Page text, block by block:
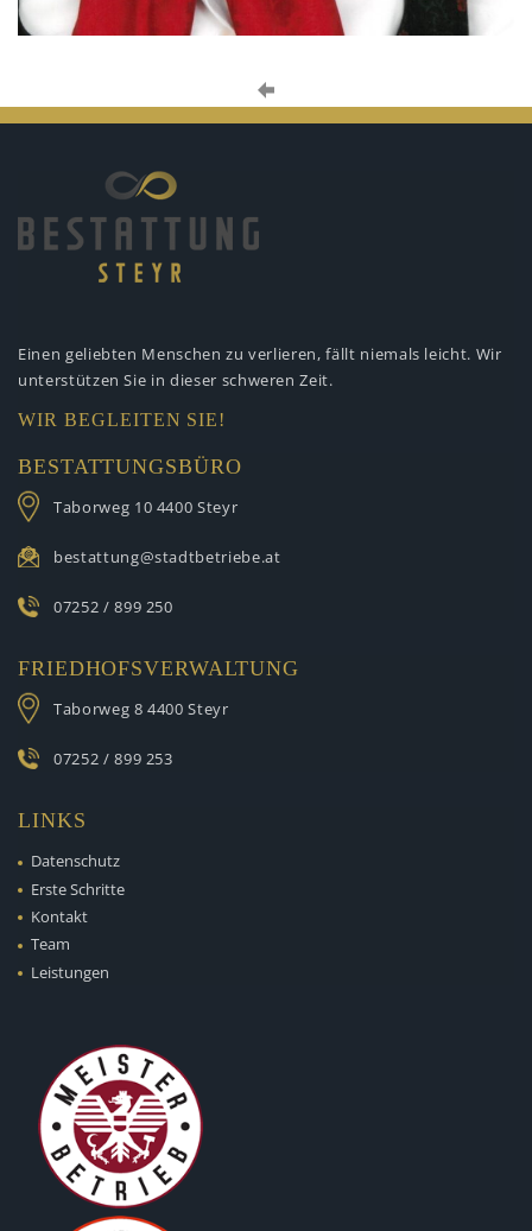
Einen geliebten Menschen zu verlieren, fällt niemals leicht. Wir
unterstützen Sie in dieser schweren Zeit.
WIR BEGLEITEN SIE!
BESTATTUNGSBÜRO
Taborweg 10 4400 Steyr
bestattung@stadtbetriebe.at
07252 / 899 250
FRIEDHOFSVERWALTUNG
Taborweg 8 4400 Steyr
07252 / 899 253
LINKS
Datenschutz
Erste Schritte
Kontakt
Team
Leistungen